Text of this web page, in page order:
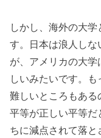
しかし、海外の大
す。日本は浪人し
が、アメリカの大
しいみたいです。
難しいところもあ
平等が正しい平等だ
ちに減点されて落